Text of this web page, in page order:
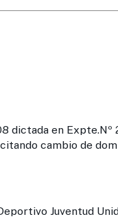
en Expte.Nº
cambio de
Unida,